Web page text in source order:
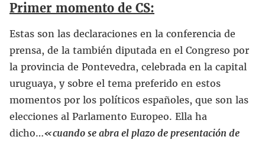
Primer momento de CS:
Estas son las declaraciones en la conferencia de
prensa, de la también diputada en el Congreso por
la provincia de Pontevedra, celebrada en la capital
uruguaya, y sobre el tema preferido en estos
momentos por los políticos españoles, que son las
elecciones al Parlamento Europeo. Ella ha
dicho…«cuando se abra el plazo de presentación de